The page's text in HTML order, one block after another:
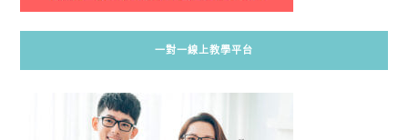
一對一線上教學平台